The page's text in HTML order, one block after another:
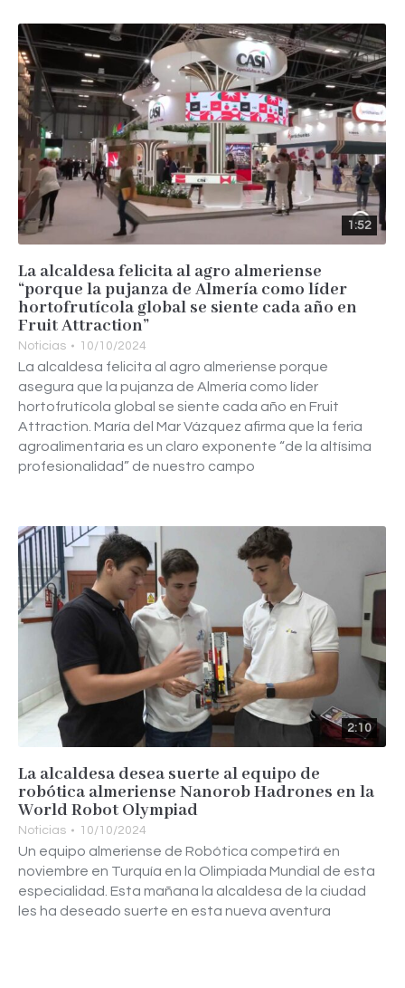
1:52
La alcaldesa felicita al agro almeriense
“porque la pujanza de Almería como líder
hortofrutícola global se siente cada año en
Fruit Attraction”
Noticias 10/10/2024
La alcaldesa felicita al agro almeriense porque
asegura que la pujanza de Almería como líder
hortofrutícola global se siente cada año en Fruit
Attraction. María del Mar Vázquez afirma que la feria
agroalimentaria es un claro exponente “de la altísima
profesionalidad” de nuestro campo
2:10
La alcaldesa desea suerte al equipo de
robótica almeriense Nanorob Hadrones en la
World Robot Olympiad
Noticias 10/10/2024
Un equipo almeriense de Robótica competirá en
noviembre en Turquía en la Olimpiada Mundial de esta
especialidad. Esta mañana la alcaldesa de la ciudad
les ha deseado suerte en esta nueva aventura